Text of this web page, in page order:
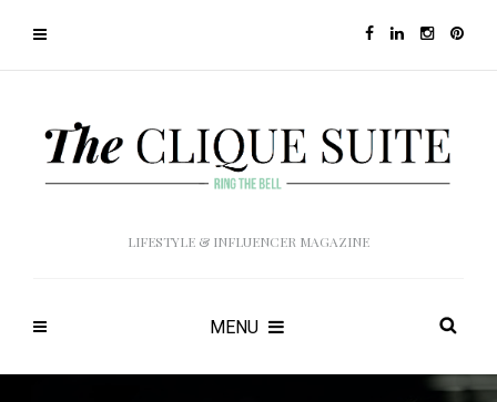
LIFESTYLE & INFLUENCER MAGAZINE
MENU